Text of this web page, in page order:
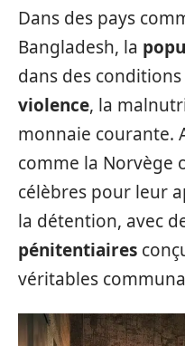
Dans des pays
Bangladesh, la
dans des
violence, la
monnaie courante.
comme la Norvège
célèbres pour leur
la détention, avec
pénitentiaires
véritables